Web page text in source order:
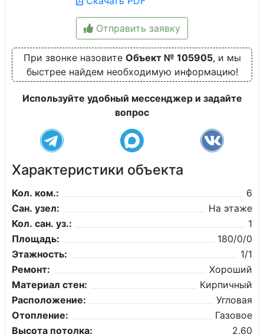
Отправить заявку
При звонке назовите Объект № 105905, и мы
быстрее найдем необходимую информацию!
Используйте удобный мессенджер и задайте
вопрос
Характеристики объекта
Кол. ком.:
6
Сан. узел:
На этаже
Кол. сан. уз.:
1
Площадь:
180/0/0
Этажность:
1/1
Ремонт:
Хороший
Материал стен:
Кирпичный
Расположение:
Угловая
Отопление:
Газовое
Высота потолка:
2.60